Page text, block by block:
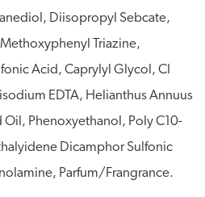
Diisopropyl Sebcate,
Triazine,
Acid, Caprylyl Glycol, CI
EDTA, Helianthus Annuus
Phenoxyethanol, Poly C10-
Dicamphor Sulfonic
Parfum/Frangrance.